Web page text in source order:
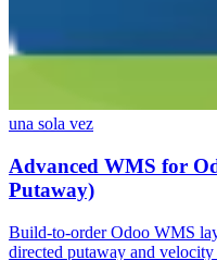
una sola vez
Advanced WMS for
Putaway)
Build-to-order Odoo WMS
directed putaway and